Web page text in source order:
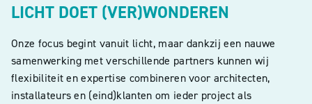
LICHT DOET (VER)WONDEREN
Onze focus begint vanuit licht, maar dankzij een nauwe
samenwerking met verschillende partners kunnen wij
flexibiliteit en expertise combineren voor architecten,
installateurs en (eind)klanten om ieder project als